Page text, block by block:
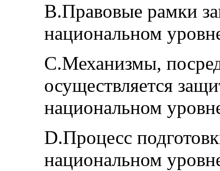
B.Правовые рамки
национальном
C.Механизмы,
осуществляется
национальном
D.Процесс
национальном